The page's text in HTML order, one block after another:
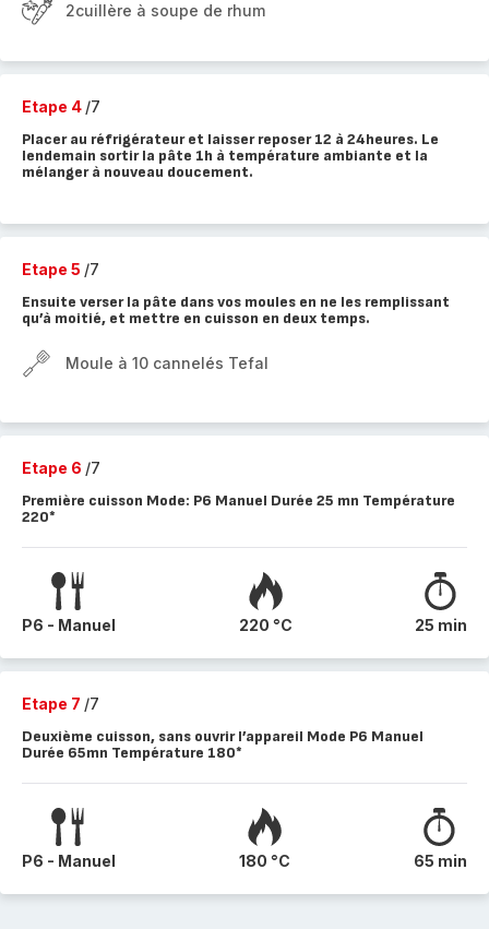
2cuillère à soupe de rhum
Etape 4 /7
Placer au réfrigérateur et laisser reposer 12 à 24heures. Le
lendemain sortir la pâte 1h à température ambiante et la
mélanger à nouveau doucement.
Etape 5 /7
Ensuite verser la pâte dans vos moules en ne les remplissant
qu’à moitié, et mettre en cuisson en deux temps.
Moule à 10 cannelés Tefal
Etape 6 /7
Première cuisson Mode: P6 Manuel Durée 25 mn Température
220*
P6 - Manuel 220 °C 25 min
Etape 7 /7
Deuxième cuisson, sans ouvrir l’appareil Mode P6 Manuel
Durée 65mn Température 180*
P6 - Manuel 180 °C 65 min